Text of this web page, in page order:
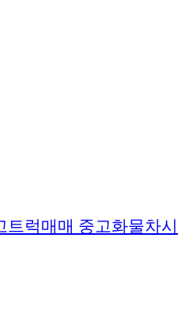
트럭매매 중고화물차시